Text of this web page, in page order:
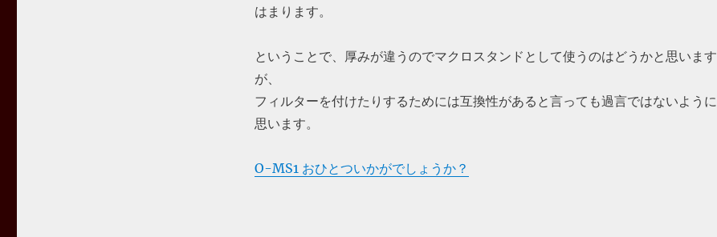
はまります。
ということで、厚みが違うのでマクロスタンドとして使うのはどうかと思います
が、
フィルターを付けたりするためには互換性があると言っても過言ではないように
思います。
O-MS1 おひとついかがでしょうか？